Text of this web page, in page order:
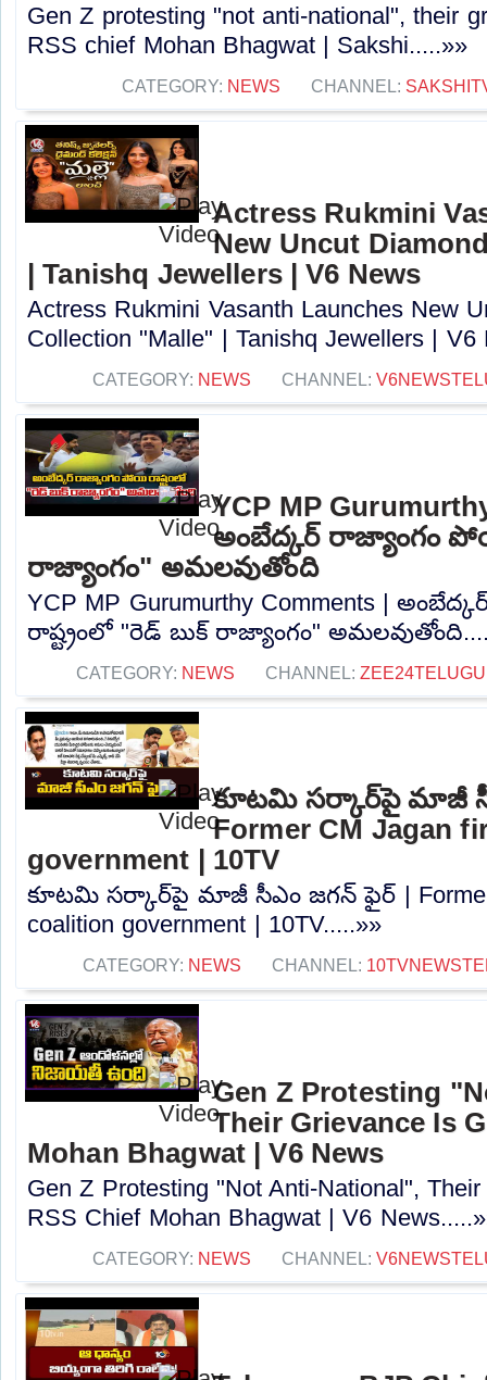
Gen Z protesting "not anti-national", their
RSS chief Mohan Bhagwat | Sakshi.....»»
CATEGORY: NEWS CHANNEL:
Actress Rukmini
New Uncut
| Tanishq Jewellers | V6 News
Actress Rukmini Vasanth Launches New
Collection "Malle" | Tanishq Jewellers | V6
CATEGORY: NEWS CHANNEL:
YCP MP
అంబేద్కర్ రాజ్యాంగం
రాజ్యాంగం" అమలవుతోంది
YCP MP Gurumurthy Comments |
రాష్ట్రంలో "రెడ్ బుక్ రాజ్యాంగం"
CATEGORY: NEWS CHANNEL:
కూటమి సర్కార్‌పై మాజీ
Former CM Jagan
government | 10TV
కూటమి సర్కార్‌పై మాజీ సీఎం జగన్ ఫైర్ | Former
coalition government | 10TV.....»»
CATEGORY: NEWS CHANNEL:
Gen Z Protesting
Their Grievance Is
Mohan Bhagwat | V6 News
Gen Z Protesting "Not Anti-National",
RSS Chief Mohan Bhagwat | V6
CATEGORY: NEWS CHANNEL: